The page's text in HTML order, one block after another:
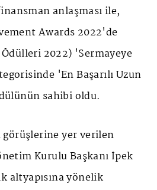
anlaşması ile,
Awards 2022'de
Ödülleri 2022) 'Sermayeye
'En Başarılı Uzun
sahibi oldu.
görüşlerine yer verilen
Kurulu Başkanı İpek
altyapısına yönelik